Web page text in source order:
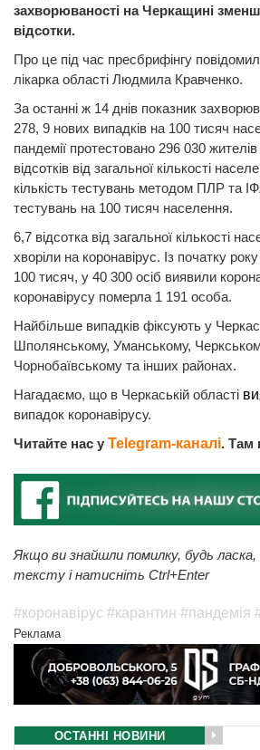
захворюваності на Черкащині
відсотки.
Про це під час пресбрифінгу
лікарка області Людмила Кравченко.
За останні ж 14 днів показник
278, 9 нових випадків на 100 тисяч
пандемії протестовано 296 030
відсотків від загальної кількості
кількість тестувань методом ПЛР та
тестувань на 100 тисяч населення.
6,7 відсотка від загальної кількості
хворіли на коронавірус. Із початку
100 тисяч, у 40 300 осіб виявили
коронавірусу померла 1 191 особа.
Найбільше випадків фіксують у
Шполянському, Уманському,
Чорнобаївському та інших районах.
Нагадаємо, що в Черкаській області
випадок коронавірусу.
Читайте нас у Telegram-каналі. Там
Якщо ви знайшли помилку, будь ласка,
тексту і натисніть Ctrl+Enter
#коронавірус #карантин #пандемія
Реклама
ОСТАННІ НОВИНИ